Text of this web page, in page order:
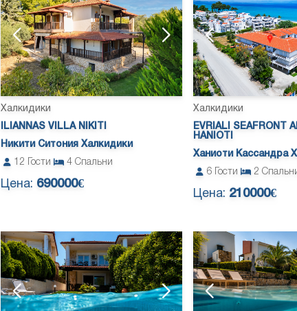
Халкидики
ILIANNAS VILLA NIKITI
Никити Ситония Халкидики
12
Гости 4 Спальни
Цена: 690000€
Халкидики
EVRIALI SEAFRONT
HANIOTI
Ханиоти Кассандра
6
Гости 2
Цена: 210000€